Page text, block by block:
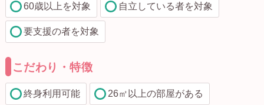
60歳以上を対象 自立している者を対象
要支援の者を対象
こだわり・特徴
終身利用可能 26㎡以上の部屋がある